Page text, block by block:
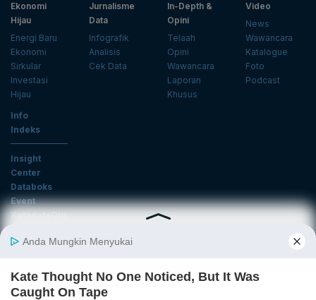
Ekonomi
Hijau
Energi Baru
Ekonomi
Sirkular
Investasi
Hijau
Jurnalisme
Data
Infografik
Analisis
Cek Data
In-Depth &
Opini
Telaah
Opini
Wawancara
Laporan
Khusus
Video
News
Wawancara
Katalogue
Foto
Podcast
Info
Indeks
Insight
Center
Databoks
Event
KatadataOto
Email